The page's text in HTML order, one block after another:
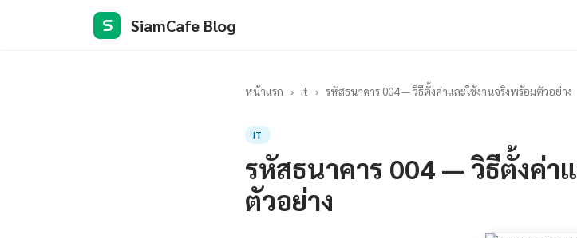
S SiamCafe Blog
หน้าแรก › it › รหัสธนาคาร 004 — วิธีตั้งค่าและใช้งานจริงพร้อมตัวอย่าง
IT
รหัสธนาคาร 004 — วิธีตั้งค่า
ตัวอย่าง